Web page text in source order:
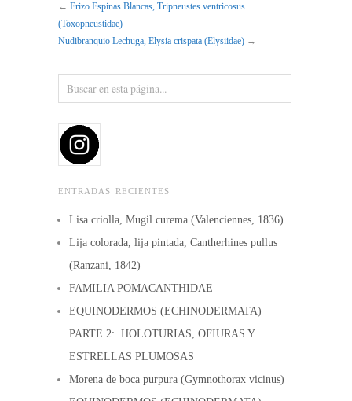
← Erizo Espinas Blancas, Tripneustes ventricosus
(Toxopneustidae)
Nudibranquio Lechuga, Elysia crispata (Elysiidae) →
ENTRADAS RECIENTES
Lisa criolla, Mugil curema (Valenciennes, 1836)
Lija colorada, lija pintada, Cantherhines pullus
(Ranzani, 1842)
FAMILIA POMACANTHIDAE
EQUINODERMOS (ECHINODERMATA)
PARTE 2: HOLOTURIAS, OFIURAS Y
ESTRELLAS PLUMOSAS
Morena de boca purpura (Gymnothorax vicinus)